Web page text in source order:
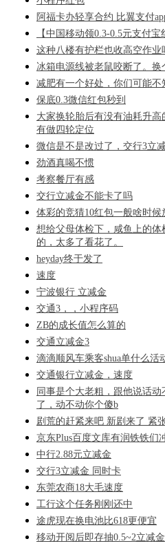
阿福卡办轻享合约 比翼支付
【中国移动领0.3-0.5元支付宝
这种八楼有护栏也收高空作业
冰箱电源线被老鼠咬断了。换
减肥有一个好处，你们可能不
保底0.3微信红包秒到
大家换轮胎后有没有油耗升
有做四轮定位
微信是不是改过了，交行3立
劲酒真喝不惯
考察餐厅有感
交行立减金不能卡了吗
体彩的竞猜10红包一般啥时候
想给父母体检下，咸鱼上的
的，太多了看花了。
heyday终于发了
速度
宁波银行 立减金
交通3，，小程序码
ZB的成长值怎么算的
交通立减金3
滴滴顺风车乘客shua单什么活
交通银行立减金，速度
同事是个大老粗，跟他说话
了，动不动你个傻b
剧荒的赶紧来吧 新剧来了 紧
京东Plus百度文库有润铁铁们
中行2.88元立减金
交行3立减金 同时卡
东莞农商18大毛速度
工行这个任务刚刚还中
途虎现在换电池比618更便宜
移动开阅后即存抽0.5~2立减金